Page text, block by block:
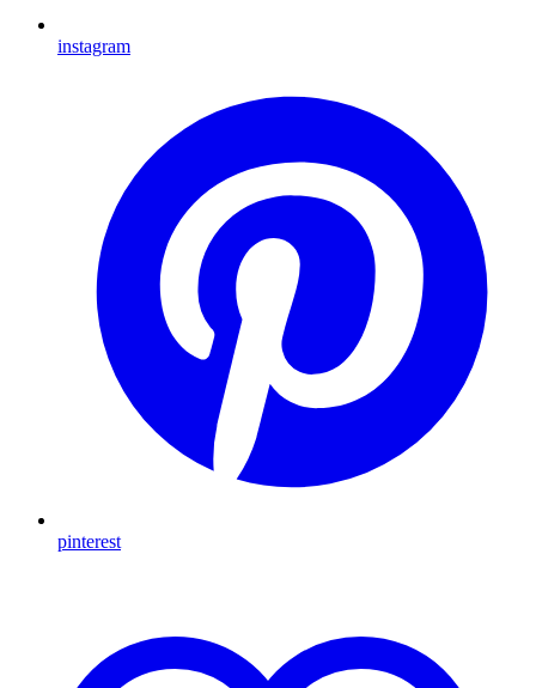
instagram
pinterest